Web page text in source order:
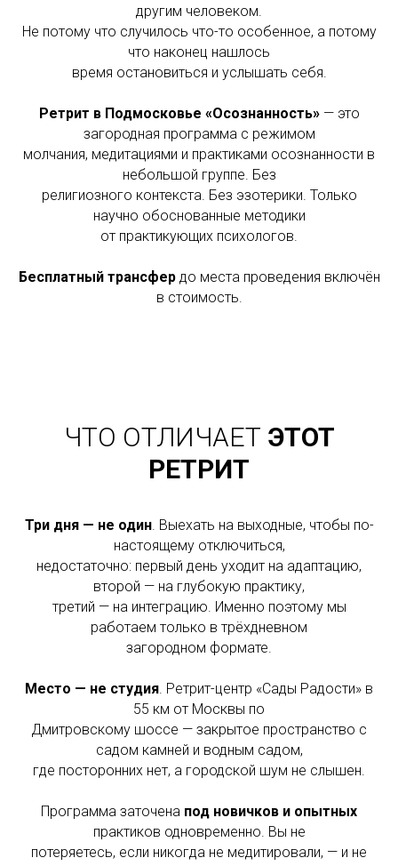
другим человеком.
Не потому что случилось что-то особенное, а потому
что наконец нашлось
время остановиться и услышать себя.
Ретрит в Подмосковье «Осознанность»— это
загородная программа с режимом
молчания, медитациями и практиками осознанности в
небольшой группе. Без
религиозного контекста. Без эзотерики. Только
научно обоснованные методики
от практикующих психологов.
Бесплатный трансфердо места проведения включён
в стоимость.
ЧТО ОТЛИЧАЕТ ЭТОТ
РЕТРИТ
Три дня — не один. Выехать на выходные, чтобы по-
настоящему отключиться,
недостаточно: первый день уходит на адаптацию,
второй — на глубокую практику,
третий — на интеграцию. Именно поэтому мы
работаем только в трёхдневном
загородном формате.
Место — не студия. Ретрит-центр «Сады Радости» в
55 км от Москвы по
Дмитровскому шоссе — закрытое пространство с
садом камней и водным садом,
где посторонних нет, а городской шум не слышен.
Программа заточена под новичков и опытных
практиков одновременно. Вы не
потеряетесь, если никогда не медитировали, — и не